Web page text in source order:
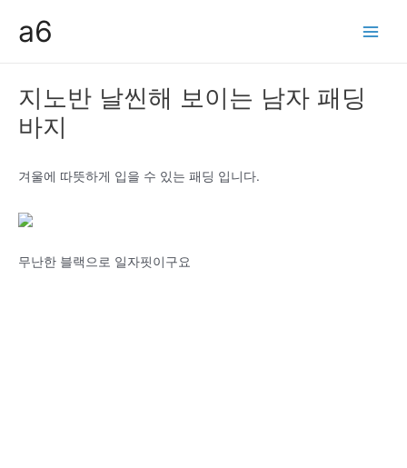
a6
지노반 날씬해 보이는 남자 패딩
바지
겨울에 따뜻하게 입을 수 있는 패딩 입니다.
무난한 블랙으로 일자핏이구요